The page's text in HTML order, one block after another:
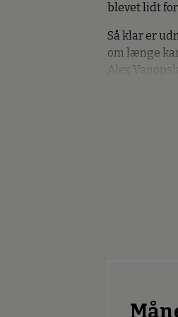
blevet lidt
Så klar er
om længe
Alex